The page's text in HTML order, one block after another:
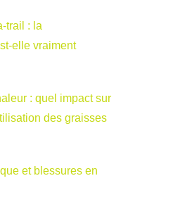
trail : la
elle vraiment
: quel impact sur
des graisses
et blessures en